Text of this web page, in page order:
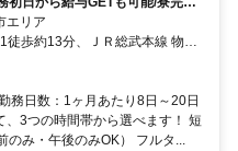
エリア
徒歩約13分、ＪＲ総武本線 物井
西口徒歩約55分 千葉県四街道市
千葉駅等）
務日数：1ヶ月あたり8日～20日
3つの時間帯から選べます！ 短
のみ・午後のみOK） フルタ...